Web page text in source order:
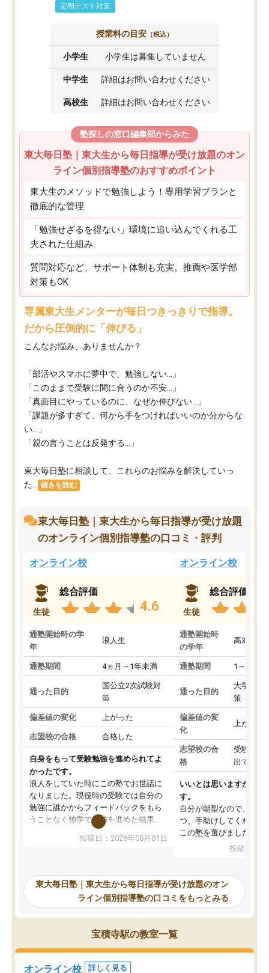
定期テスト対策
授業料の目安 （税込）
小学生 小学生は募集していません
中学生 詳細はお問い合わせください
高校生 詳細はお問い合わせください
塾探しの窓口編集部からみた
東大毎日塾｜東大生から毎日指導が受け放題のオン
ライン個別指導塾のおすすめポイント
東大生のメソッドで勉強しよう！専用学習プランと
徹底的な管理
「勉強せざるを得ない」環境に追い込んでくれる工
夫された仕組み
質問対応など、サポート体制も充実。推薦や医学部
対策もOK
専属東大生メンターが毎日つきっきりで指導。
だから圧倒的に「伸びる」
こんなお悩み、ありませんか？
「部活やスマホに夢中で、勉強しない…」
「このままで受験に間に合うのか不安…」
「真面目にやっているのに、なぜか伸びない…」
「課題が多すぎて、何から手をつければいいのか分からな
い…」
「親の言うことは反発する…」
東大毎日塾に相談して、これらのお悩みを解決していっ
た...
続きを読む
東大毎日塾｜東大生から毎日指導が受け放題
のオンライン個別指導塾の口コミ・評判
オンライン校
生徒
総合評価
4.6
通塾開始時の学
年
浪人生
通塾期間 4ヵ月～1年未満
通った目的
国公立2次試験対
策
偏差値の変化 上がった
志望校の合格 合格した
自身をもって受験勉強を進められてよ
かったです。
浪人をしていた時にこの塾でお世話に
なりました。現役時の受験では自分の
勉強に誰かからフィードバックをもら
うことなく独学で勉強を進めた結果、
入試本番に地歴の学習が間に合わず不
合格となってしまいました。その経験
東大毎日塾にたどり着きました。学習
の長期計画や日々の勉強のやり方につ
いて客観的なアドバイスをいただけた
ので、自信をもって受験勉強を進める
ことができました。自分のように勉強
のやり方や進捗管理で苦労している方
には特におすすめしたい塾です。
投稿日：2026年08月01日
オンライン校
生徒
総合評価
通塾開始時
の学年
高3
通塾期間 1～3ヵ月
通った目的
大学入学
策
偏差値の変
化
上がった
志望校の合
格
受験して
出ていな
いいとは思いますが、料
す。
自分が朝型なので、自習
つ、手助けしてくれる設
この塾を選びました。
投稿日：
東大毎日塾｜東大生から毎日指導が受け放題のオン
ライン個別指導塾の口コミをもっとみる
宝積寺駅の教室一覧
オンライン校 詳しく見る